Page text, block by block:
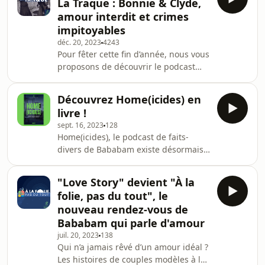
plus grandes cavales de l'histoire qui
ont marqué nos esprits, racontés par
Anne Cosmao et Aurélien Gouas.
Bonne écoute ! Dans cette saison de
la Traque, découvrez l’histoire d’un
des plus grands criminels français.
Vols à mains armée
La Traque : Bonnie & Clyde,
amour interdit et crimes
impitoyables
déc. 20, 20234243
Pour fêter cette fin d’année, nous vous
proposons de découvrir le podcast
décembre, plongez-vous dans les
plus grandes cavales de l'histoire qui
ont marqué nos esprits, racontés par
Anne Cosmao et Aurélien Gouas.
Bonne écoute ! Dans cette saison de
La Traque, découvrez la folle histoire
de Bonnie & Clyde, ce couple dont les
noms sont deve
Découvrez Home(icides) en
livre !
sept. 16, 2023 128
Home(icides), le podcast de faits-
divers de Bababam existe désormais
Home(icides), Caroline Nogueras
raconte des histoires de meurtres en
famille. Des faits-divers bouleversants
qui ont marqué la société, parfois fait
bouger les lignes, changer la loi.
Aujourd’hui, Home(icides) cumule
plus de 10 millions d’écoutes, alors
merci chers auditeurs pour votre
"Love Story" devient "À la
folie, pas du tout", le
nouveau rendez-vous de
Bababam qui parle d'amour
juil. 20, 2023 138
Qui n’a jamais rêvé d’un amour idéal ?
Les histoires de couples modèles à la